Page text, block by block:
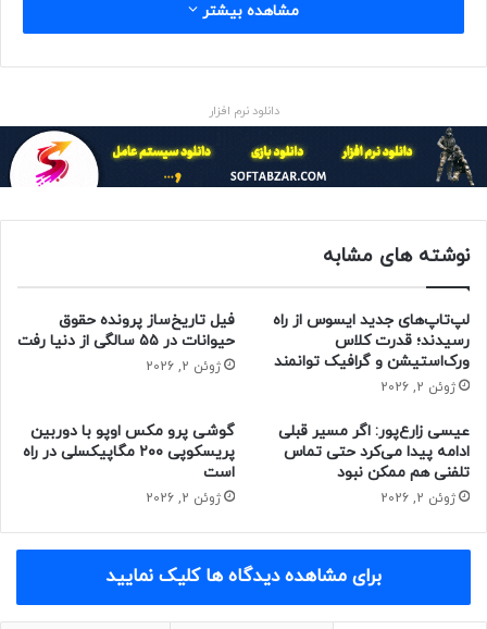
به‌حالت عادی بازگشته، اما کاربران ممکن است همچنان در
بارگذاری تاریخچه‌ی چت‌ها خود با مشکلاتی مواجه شوند. ساعت
است.
مقاله‌ی مرتبط
دسامبر (آذر و دی) از دسترس خارج شده‌اند. دو هفته‌ی پیش،
مشاهده بیشتر
دانلود نرم افزار
نوشته های مشابه
لپ‌تاپ‌های جدید ایسوس از راه
رسیدند؛ قدرت کلاس
ورک‌استیشن و گرافیک توانمند
ژوئن 2, 2026
فیل تاریخ‌ساز پرونده حقوق
حیوانات در ۵۵ سالگی از دنیا رفت
ژوئن 2, 2026
عیسی زارع‌پور: اگر مسیر قبلی
ادامه پیدا می‌کرد حتی تماس
تلفنی هم ممکن نبود
ژوئن 2, 2026
گوشی پرو مکس اوپو با دوربین
پریسکوپی ۲۰۰ مگاپیکسلی در راه
است
ژوئن 2, 2026
برای مشاهده دیدگاه ها کلیک نمایید